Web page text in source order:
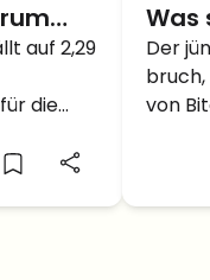
ETH,
auf 2,29
die
Was
Der
von